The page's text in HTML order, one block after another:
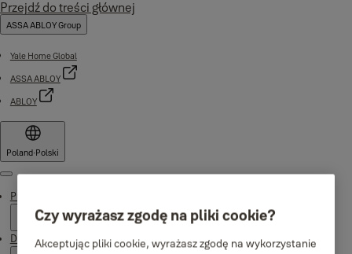
Przejdź do treści głównej
ASSA ABLOY Group
Yale Home Global
ASSA ABLOY
ABLOY
Poland·Polski
Menu
Produkty
Dlaczego Yale
Czy wyrażasz zgodę na pliki cookie?
Akceptując pliki cookie, wyrażasz zgodę na wykorzystanie